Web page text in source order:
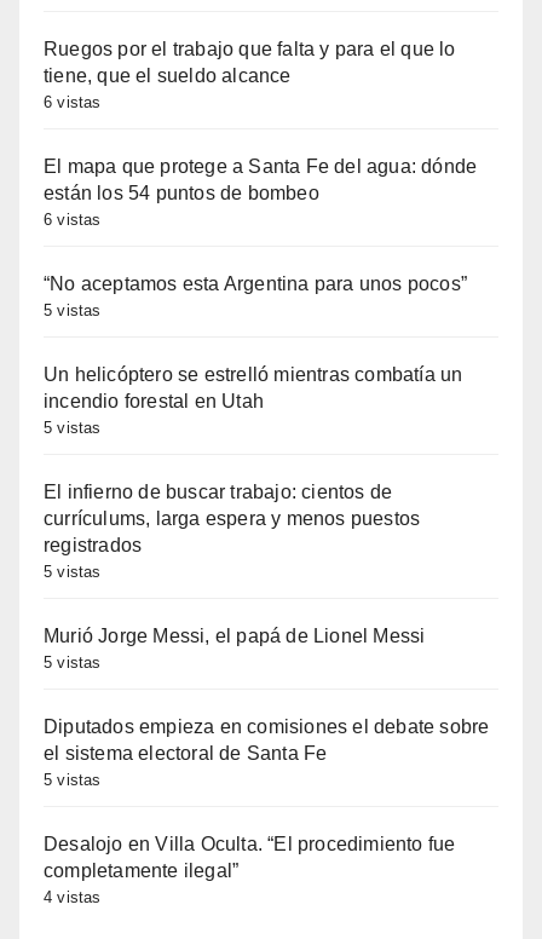
Ruegos por el trabajo que falta y para el que lo
tiene, que el sueldo alcance
6 vistas
El mapa que protege a Santa Fe del agua: dónde
están los 54 puntos de bombeo
6 vistas
“No aceptamos esta Argentina para unos pocos”
5 vistas
Un helicóptero se estrelló mientras combatía un
incendio forestal en Utah
5 vistas
El infierno de buscar trabajo: cientos de
currículums, larga espera y menos puestos
registrados
5 vistas
Murió Jorge Messi, el papá de Lionel Messi
5 vistas
Diputados empieza en comisiones el debate sobre
el sistema electoral de Santa Fe
5 vistas
Desalojo en Villa Oculta. “El procedimiento fue
completamente ilegal”
4 vistas